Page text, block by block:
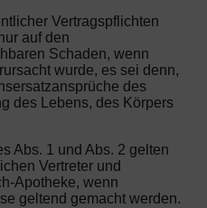
Vertragspflichten
auf den
Schaden, wenn
wurde, es sei denn,
des
des Lebens, des Körpers
Abs. 1 und Abs. 2 gelten
Vertreter und
Apotheke, wenn
geltend gemacht werden.